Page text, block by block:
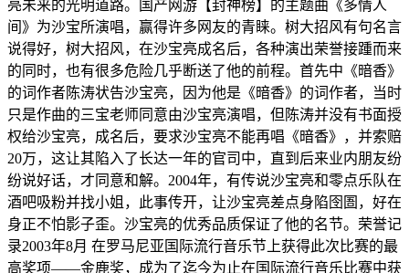
亮未来的光明道路。国产网游【封神榜】的主题曲《多情人
间》为沙宝所演唱，赢得许多网友的青睐。树大招风有句名言
说得好，树大招风，在沙宝亮成名后，各种演出荣誉接踵而来
的同时，也有很多危险几乎断送了他的前程。首先中《暗香》
的词作者陈涛状告沙宝亮，因为他是《暗香》的词作者，当时
只是作曲的三宝老师同意由沙宝亮演唱，但陈涛并没有书面授
权给沙宝亮，成名后，要求沙宝亮不能再唱《暗香》，并索赔
20万，这让其陷入了长达一年的官司中，直到后来业内朋友纷
纷说好话，才同意和解。2004年，有传说沙宝亮和零点乐队在
酒吧吸粉并找小姐，此事传开，让沙宝亮差点身陷囹圄，好在
身正不怕影子歪。沙宝亮的优秀品质保证了他的名节。荣誉记
录2003年8月 在罗马尼亚国际流行音乐节上获得此次比赛的最
高奖项——金鹿奖，成为了迄今为止在国际流行音乐比赛中获